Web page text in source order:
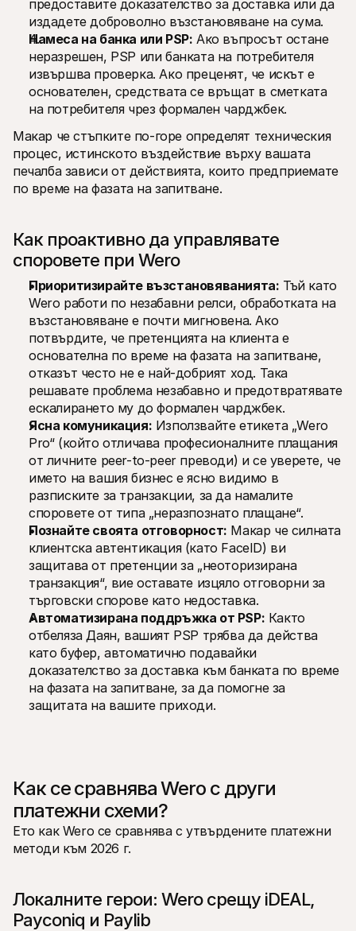
предоставите доказателство за доставка или да
издадете доброволно възстановяване на сума.
Намеса на банка или PSP: Ако въпросът остане
неразрешен, PSP или банката на потребителя
извършва проверка. Ако преценят, че искът е
основателен, средствата се връщат в сметката
на потребителя чрез формален чарджбек.
Макар че стъпките по-горе определят техническия
процес, истинското въздействие върху вашата
печалба зависи от действията, които предприемате
по време на фазата на запитване.
Как проактивно да управлявате
споровете при Wero
Приоритизирайте възстановяванията: Тъй като
Wero работи по незабавни релси, обработката на
възстановяване е почти мигновена. Ако
потвърдите, че претенцията на клиента е
основателна по време на фазата на запитване,
отказът често не е най-добрият ход. Така
решавате проблема незабавно и предотвратявате
ескалирането му до формален чарджбек.
Ясна комуникация: Използвайте етикета „Wero
Pro“ (който отличава професионалните плащания
от личните peer-to-peer преводи) и се уверете, че
името на вашия бизнес е ясно видимо в
разписките за транзакции, за да намалите
споровете от типа „неразпознато плащане“.
Познайте своята отговорност: Макар че силната
клиентска автентикация (като FaceID) ви
защитава от претенции за „неоторизирана
транзакция“, вие оставате изцяло отговорни за
търговски спорове като недоставка.
Автоматизирана поддръжка от PSP: Както
отбеляза Даян, вашият PSP трябва да действа
като буфер, автоматично подавайки
доказателство за доставка към банката по време
на фазата на запитване, за да помогне за
защитата на вашите приходи.
Как се сравнява Wero с други
платежни схеми?
Ето как Wero се сравнява с утвърдените платежни
методи към 2026 г.
Локалните герои: Wero срещу iDEAL,
Payconiq и Paylib